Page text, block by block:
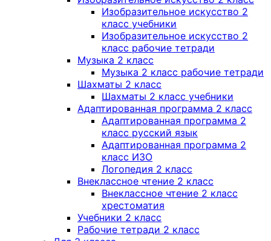
Изобразительное искусство 2
класс учебники
Изобразительное искусство 2
класс рабочие тетради
Музыка 2 класс
Музыка 2 класс рабочие тетради
Шахматы 2 класс
Шахматы 2 класс учебники
Адаптированная программа 2 класс
Адаптированная программа 2
класс русский язык
Адаптированная программа 2
класс ИЗО
Логопедия 2 класс
Внеклассное чтение 2 класс
Внеклассное чтение 2 класс
хрестоматия
Учебники 2 класс
Рабочие тетради 2 класс